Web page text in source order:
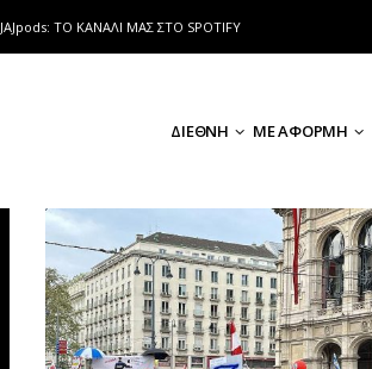
JAJpods: TO ΚΑΝΑΛΙ ΜΑΣ ΣΤΟ SPOTIFY
ΔΙΕΘΝΗ ΜΕ ΑΦΟΡΜΗ